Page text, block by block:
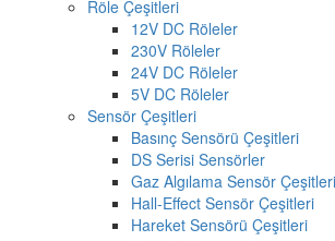
Röle Çeşitleri
12V DC Röleler
230V Röleler
24V DC Röleler
5V DC Röleler
Sensör Çeşitleri
Basınç Sensörü Çeşitleri
DS Serisi Sensörler
Gaz Algılama Sensör Çeşitleri
Hall-Effect Sensör Çeşitleri
Hareket Sensörü Çeşitleri